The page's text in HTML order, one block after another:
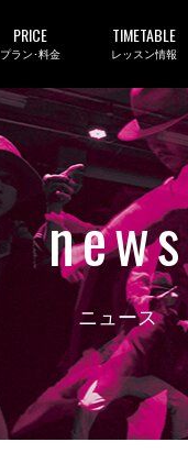
PRICE
プラン･料金
TIMETABLE
レッスン情報
news
ニュース